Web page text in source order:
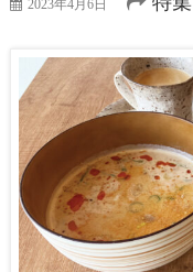
2023年4月6日